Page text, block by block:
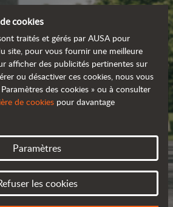
cookies
traités et gérés par AUSA pour
site, pour vous fournir une meilleure
afficher des publicités pertinentes sur
ou désactiver ces cookies, nous vous
des cookies » ou à consulter
de cookies pour davantage
Paramètres
les cookies